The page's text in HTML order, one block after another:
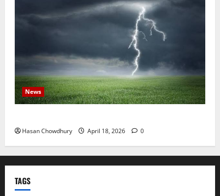
News
Hasan Chowdhury April 18, 2026 0
TAGS